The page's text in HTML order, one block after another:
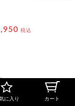
税込
に入り カート